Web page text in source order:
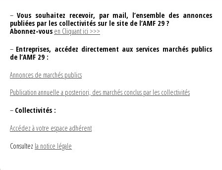
– Vous souhaitez recevoir, par mail, l’ensemble des annonces
publiées par les collectivités sur le site de l’AMF 29 ?
Abonnez-vous en Cliquant ici >>>
– Entreprises, accédez directement aux services marchés publics
de l’AMF 29 :
Annonces de marchés publics
Publication annuelle a posteriori, des marchés conclus par les collectivités
– Collectivités :
Accédez à votre espace adhérent
Consultez la notice légale